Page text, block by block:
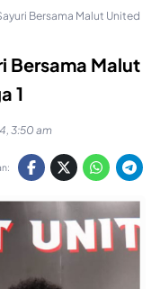
Bersama Malut United
Bersama Malut
1
3:50 am